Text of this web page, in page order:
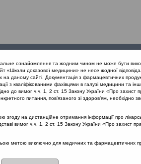
проекту
(Одеса, 15.11.19)
(Одеса, 15.11.19)::
ознайомлення та жодним чином не може бути
«Школи доказової медицини» не несе жодної
на даному сайті. Документація з фармацевтичних
з кваліфікованими фахівцями в галузі медицини та
до вимог ч.ч. 1, 2 ст. 15 Закону України «Про захист
питання, пов’язаного зі здоров’ям, необхідно
на дистанційне отримання інформації про
вимог ч.ч. 1, 2 ст. 15 Закону України «Про захист
метою виключно для медичних та фармацевтичних